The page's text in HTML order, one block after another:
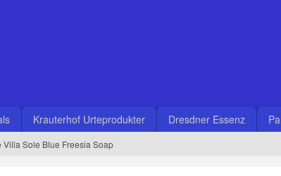
Krauterhof Urteprodukter Dresdner Essenz
Villa Sole Blue Freesia Soap